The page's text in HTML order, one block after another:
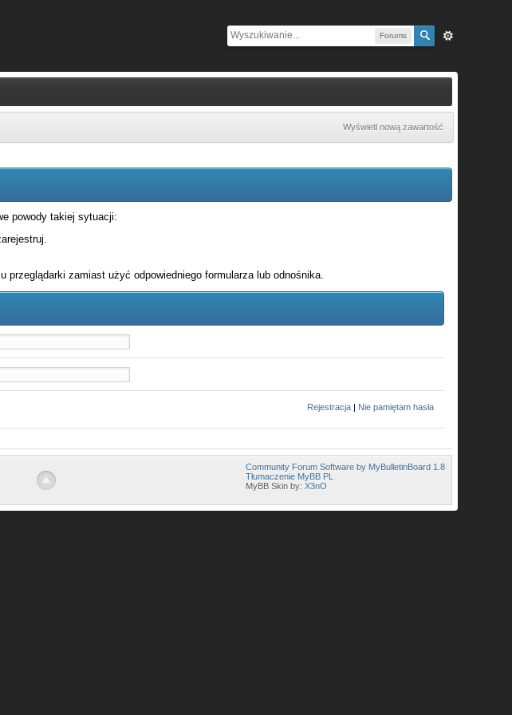
Forums
Wyświetl nową zawartość
powody takiej sytuacji:
przeglądarki zamiast użyć odpowiedniego formularza lub odnośnika.
Rejestracja | Nie pamiętam hasła
Community Forum Software by MyBulletinBoard 1.8
Tłumaczenie MyBB PL
MyBB Skin by:X3nO